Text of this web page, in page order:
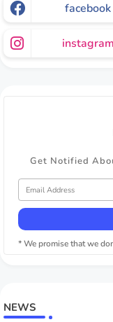
facebook
instagram
Get Notified
* We promise that we
NEWS